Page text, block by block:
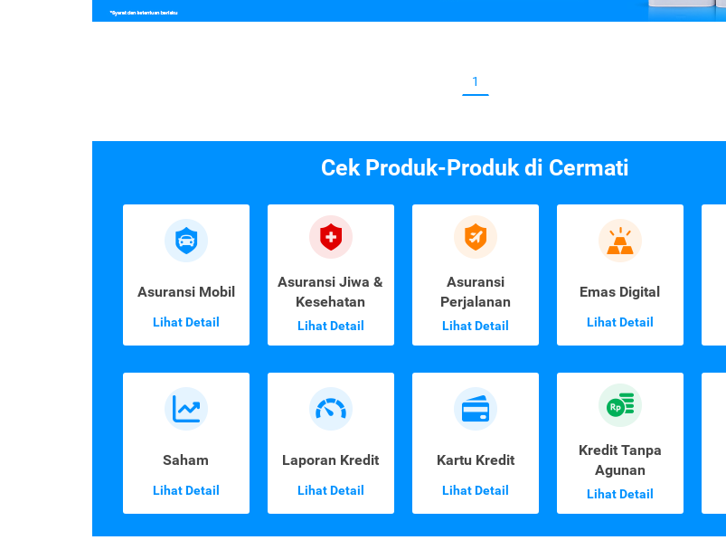
1
Cek Produk-Produk di Cermati
Asuransi Mobil
Lihat Detail
Asuransi Jiwa &
Kesehatan
Lihat Detail
Asuransi
Perjalanan
Lihat Detail
Emas Digital
Lihat Detail
Saham
Lihat Detail
Laporan Kredit
Lihat Detail
Kartu Kredit
Lihat Detail
Kredit Tanpa
Agunan
Lihat Detail